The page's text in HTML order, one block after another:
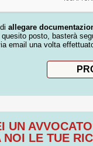
allegare
posto, basterà
email una volta
UN
NOI LE TUE